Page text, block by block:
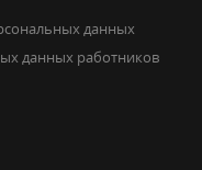
данных
данных работников